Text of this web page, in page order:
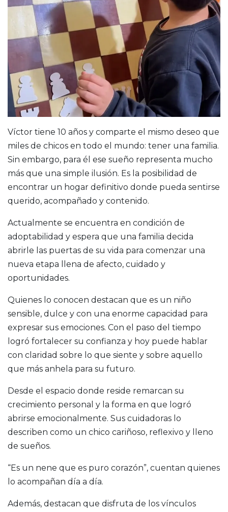
Víctor tiene 10 años y comparte el mismo deseo que
miles de chicos en todo el mundo: tener una familia.
Sin embargo, para él ese sueño representa mucho
más que una simple ilusión. Es la posibilidad de
encontrar un hogar definitivo donde pueda sentirse
querido, acompañado y contenido.
Actualmente se encuentra en condición de
adoptabilidad y espera que una familia decida
abrirle las puertas de su vida para comenzar una
nueva etapa llena de afecto, cuidado y
oportunidades.
Quienes lo conocen destacan que es un niño
sensible, dulce y con una enorme capacidad para
expresar sus emociones. Con el paso del tiempo
logró fortalecer su confianza y hoy puede hablar
con claridad sobre lo que siente y sobre aquello
que más anhela para su futuro.
Desde el espacio donde reside remarcan su
crecimiento personal y la forma en que logró
abrirse emocionalmente. Sus cuidadoras lo
describen como un chico cariñoso, reflexivo y lleno
de sueños.
“Es un nene que es puro corazón”, cuentan quienes
lo acompañan día a día.
Además, destacan que disfruta de los vínculos